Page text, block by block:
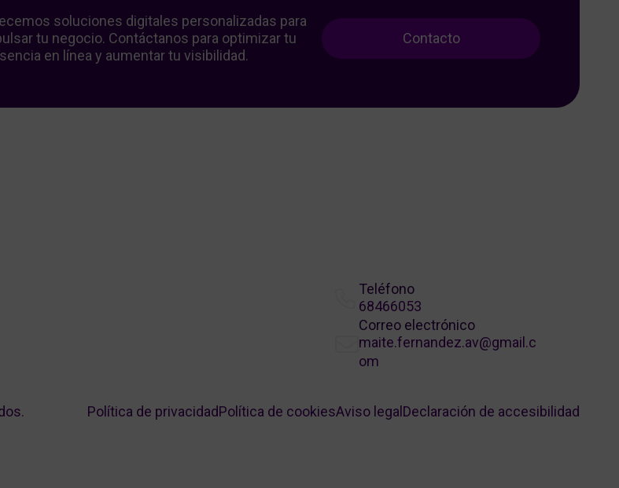
soluciones digitales personalizadas para
tu negocio. Contáctanos para optimizar tu
en línea y aumentar tu visibilidad.
Contacto
Teléfono
68466053
Correo electrónico
maite.fernandez.av@gmail.c
om
Política de privacidadPolítica de cookiesAviso legal Declaración de accesibilidad